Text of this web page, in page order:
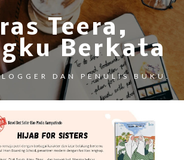
Teera,
Berkata
DAN PENULIS BUKU.